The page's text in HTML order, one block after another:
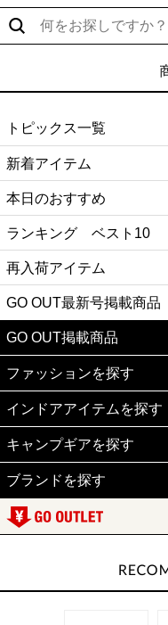
トピックス一覧
新着アイテム
本日のおすすめ
ランキング ベスト10
再入荷アイテム
GO OUT最新号掲載商品
GO OUT掲載商品
ファッションを探す
インドアアイテムを探す
キャンプギアを探す
ブランドを探す